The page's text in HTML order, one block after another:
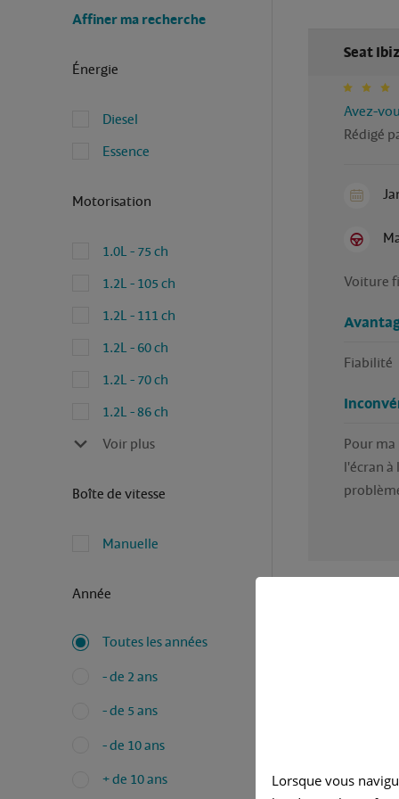
Affiner ma recherche
Énergie
Diesel
Essence
Motorisation
1.0L - 75 ch
1.2L - 105 ch
1.2L - 111 ch
1.2L - 60 ch
1.2L - 70 ch
1.2L - 86 ch
Voir plus
Boîte de vitesse
Manuelle
Année
Toutes les années
- de 2 ans
- de 5 ans
- de 10 ans
+ de 10 ans
Seat
Avez-
Rédigé
Voiture
Fiabilité
Pour
l'écran
Lorsque vous